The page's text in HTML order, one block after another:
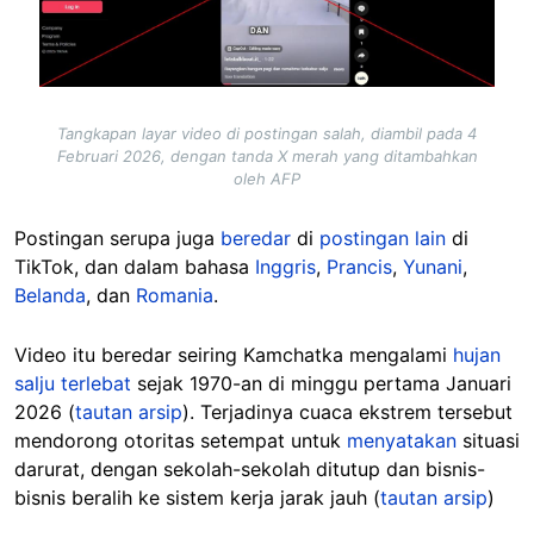
Tangkapan layar video di postingan salah, diambil pada 4
Februari 2026, dengan tanda X merah yang ditambahkan
oleh AFP
Postingan serupa juga beredar di postingan lain di
TikTok, dan dalam bahasa Inggris, Prancis, Yunani,
Belanda, dan Romania.
Video itu beredar seiring Kamchatka mengalami hujan
salju terlebat sejak 1970-an di minggu pertama Januari
2026 (tautan arsip). Terjadinya cuaca ekstrem tersebut
mendorong otoritas setempat untuk menyatakan situasi
darurat, dengan sekolah-sekolah ditutup dan bisnis-
bisnis beralih ke sistem kerja jarak jauh (tautan arsip)